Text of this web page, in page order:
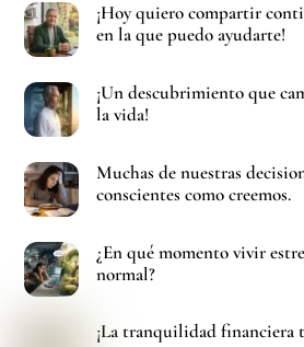
¡Hoy quiero compartir
en la que puedo ayudarte!
¡Un descubrimiento que
la vida!
Muchas de nuestras
conscientes como creemos.
¿En qué momento vivir
normal?
¡La tranquilidad financiera